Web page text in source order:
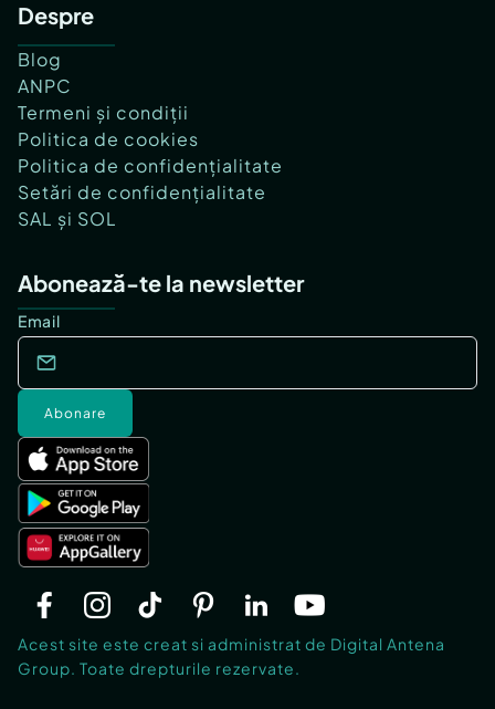
Despre
Blog
ANPC
Termeni și condiții
Politica de cookies
Politica de confidențialitate
Setări de confidențialitate
SAL și SOL
Abonează-te la newsletter
Email
Abonare
Acest site este creat si administrat de Digital Antena
Group. Toate drepturile rezervate.